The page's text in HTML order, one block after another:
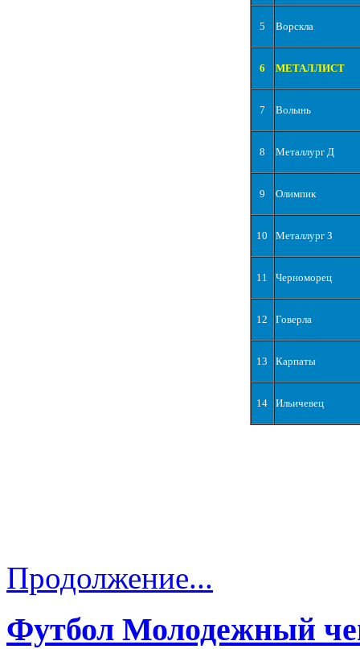
5 Ворскла
6 МЕТАЛЛИСТ
7 Волынь
8 Металлург Д
9 Олимпик
10 Металлург З
11 Черноморец
12 Говерла
13 Карпаты
14 Ильичевец
Продолжение...
Футбол Молодежный